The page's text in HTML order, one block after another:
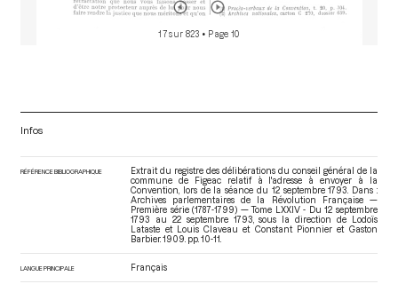
17 sur 823 • Page 10
Infos
RÉFÉRENCE BIBLIOGRAPHIQUE
Extrait du registre des délibérations du conseil général de la
commune de Figeac relatif à l'adresse à envoyer à la
Convention, lors de la séance du 12 septembre 1793. Dans :
Archives parlementaires de la Révolution Française —
Première série (1787-1799) — Tome LXXIV - Du 12 septembre
1793 au 22 septembre 1793 , sous la direction de Lodoïs
Lataste et Louis Claveau et Constant Pionnier et Gaston
Barbier. 1909. pp. 10-11.
LANGUE PRINCIPALE Français